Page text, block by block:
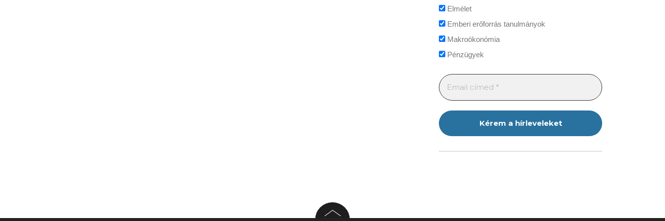
Elmélet
Emberi erőforrás tanulmányok
Makroökonómia
Pénzügyek